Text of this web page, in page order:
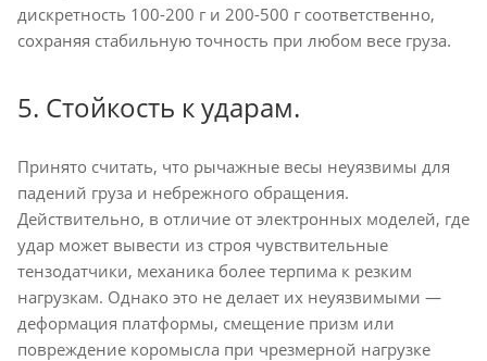
дискретность 100-200 г и 200-500 г соответственно,
сохраняя стабильную точность при любом весе груза.
5. Стойкость к ударам.
Принято считать, что рычажные весы неуязвимы для
падений груза и небрежного обращения.
Действительно, в отличие от электронных моделей, где
удар может вывести из строя чувствительные
тензодатчики, механика более терпима к резким
нагрузкам. Однако это не делает их неуязвимыми —
деформация платформы, смещение призм или
повреждение коромысла при чрезмерной нагрузке